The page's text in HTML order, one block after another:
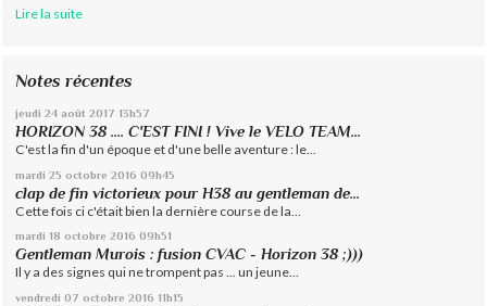
Lire la suite
Notes récentes
jeudi 24 août 2017 13h57
HORIZON 38 .... C'EST FINI ! Vive le VELO TEAM...
C'est la fin d'un époque et d'une belle aventure : le...
mardi 25 octobre 2016 09h45
clap de fin victorieux pour H38 au gentleman de...
Cette fois ci c'était bien la dernière course de la...
mardi 18 octobre 2016 09h51
Gentleman Murois : fusion CVAC - Horizon 38 ;)))
Il y a des signes qui ne trompent pas ... un jeune...
vendredi 07 octobre 2016 11h15